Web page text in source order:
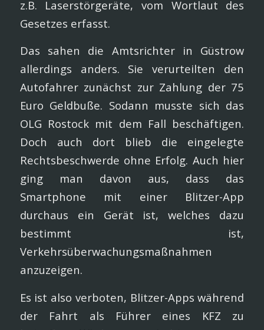
z.B. Laserstörgeräte, vom Wortlaut des
Gesetzes erfasst.
Das sahen die Amtsrichter in Güstrow
allerdings anders. Sie verurteilten den
Autofahrer zunächst zur Zahlung der 75
Euro Geldbuße. Sodann musste sich das
OLG Rostock mit dem Fall beschäftigen.
Doch auch dort blieb die eingelegte
Rechtsbeschwerde ohne Erfolg. Auch hier
ging man davon aus, dass das
Smartphone mit einer Blitzer-App
durchaus ein Gerät ist, welches dazu
bestimmt ist,
Verkehrsüberwachungsmaßnahmen
anzuzeigen.
Es ist also verboten, Blitzer-Apps während
der Fahrt als Führer eines KFZ zu